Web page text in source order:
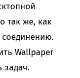
так же, как
Wallpaper
задач.